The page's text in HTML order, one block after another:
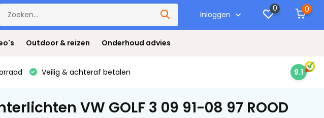
Inloggen
0 0
Outdoor & reizen Onderhoud advies
Veilig & achteraf betalen 9.1
VW GOLF 3 09 91-08 97 ROOD